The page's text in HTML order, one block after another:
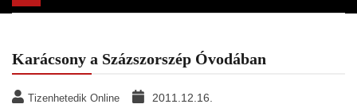
navigation
Karácsony a Százszorszép Óvodában
Tizenhetedik Online 2011.12.16.